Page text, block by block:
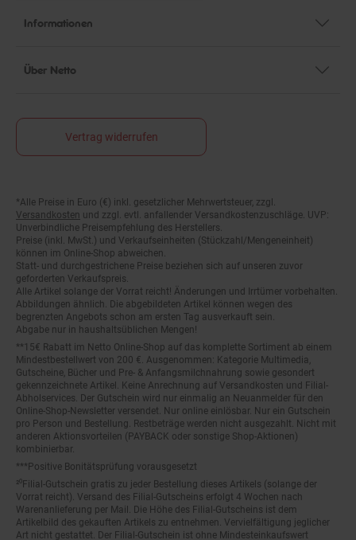
Informationen
Über Netto
Vertrag widerrufen
Fußnoten
Versandkostenund zzgl. evtl. anfallender Versandkostenzuschläge. UVP:
Unverbindliche Preisempfehlung des Herstellers.
Preise (inkl. MwSt.) und Verkaufseinheiten (Stückzahl/Mengeneinheit)
können im Online-Shop abweichen.
Statt- und durchgestrichene Preise beziehen sich auf unseren zuvor
geforderten Verkaufspreis.
Alle Artikel solange der Vorrat reicht! Änderungen und Irrtümer vorbehalten.
Abbildungen ähnlich. Die abgebildeten Artikel können wegen des
begrenzten Angebots schon am ersten Tag ausverkauft sein.
Abgabe nur in haushaltsüblichen Mengen!
Mindestbestellwert von 200 €. Ausgenommen: Kategorie Multimedia,
Gutscheine, Bücher und Pre- & Anfangsmilchnahrung sowie gesondert
gekennzeichnete Artikel. Keine Anrechnung auf Versandkosten und Filial-
Abholservices. Der Gutschein wird nur einmalig an Neuanmelder für den
Online-Shop-Newsletter versendet. Nur online einlösbar. Nur ein Gutschein
pro Person und Bestellung. Restbeträge werden nicht ausgezahlt. Nicht mit
anderen Aktionsvorteilen (PAYBACK oder sonstige Shop-Aktionen)
kombinierbar.
²⁰Filial-Gutschein gratis zu jeder Bestellung dieses Artikels (solange der
Vorrat reicht). Versand des Filial-Gutscheins erfolgt 4 Wochen nach
Warenanlieferung per Mail. Die Höhe des Filial-Gutscheins ist dem
Artikelbild des gekauften Artikels zu entnehmen. Vervielfältigung jeglicher
Art nicht gestattet. Der Filial-Gutschein ist ohne Mindesteinkaufswert